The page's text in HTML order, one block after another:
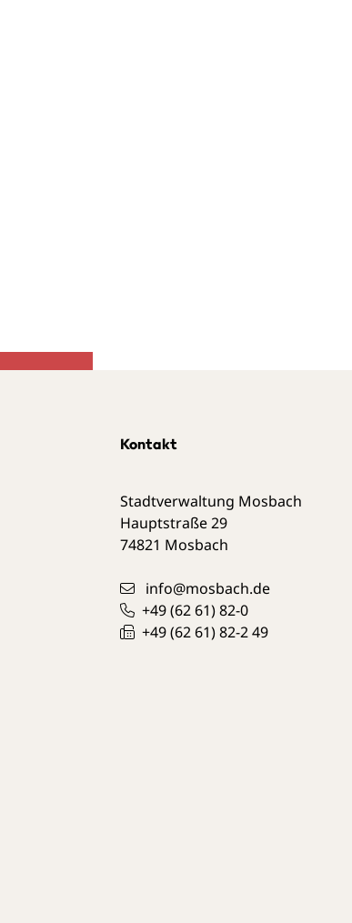
Kontakt
Stadtverwaltung Mosbach
Hauptstraße 29
74821 Mosbach
info@mosbach.de
+49 (6261) 82-0
+49 (6261) 82-249